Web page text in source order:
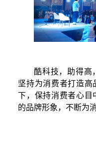
酷科技，助得高
坚持为消费者打造高
下，保持消费者心目
的品牌形象，不断为